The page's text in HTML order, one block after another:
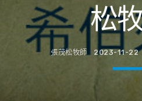
松
張茂松牧師 2023-11-22